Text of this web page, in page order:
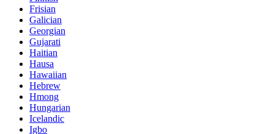
Frisian
Galician
Georgian
Gujarati
Haitian
Hausa
Hawaiian
Hebrew
Hmong
Hungarian
Icelandic
Igbo